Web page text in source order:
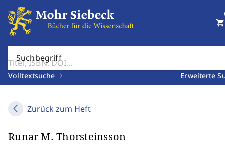
Suchbegriff
Volltextsuche Erweiterte
shopping_cart
Zurück zum Heft
Runar M. Thorsteinsson